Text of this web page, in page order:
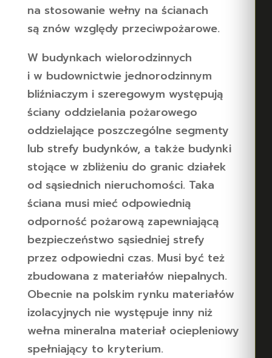
na stosowanie wełny na ścianach
są znów względy przeciwpożarowe.
W budynkach wielorodzinnych
i w budownictwie jednorodzinnym
bliźniaczym i szeregowym występują
ściany oddzielania pożarowego
oddzielające poszczególne segmenty
lub strefy budynków, a także budynki
stojące w zbliżeniu do granic działek
od sąsiednich nieruchomości. Taka
ściana musi mieć odpowiednią
odporność pożarową zapewniającą
bezpieczeństwo sąsiedniej strefy
przez odpowiedni czas. Musi być też
zbudowana z materiałów niepalnych.
Obecnie na polskim rynku materiałów
izolacyjnych nie występuje inny niż
wełna mineralna materiał ociepleniowy
spełniający to kryterium.